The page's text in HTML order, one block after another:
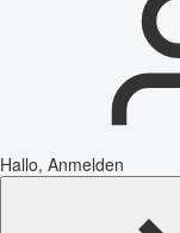
Hallo, Anmelden